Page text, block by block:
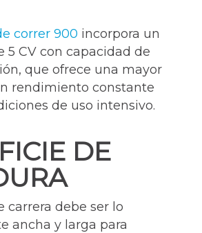
correr 900 incorpora un
5 CV con capacidad de
que ofrece una mayor
rendimiento constante
de uso intensivo.
DE
carrera debe ser lo
ancha y larga para